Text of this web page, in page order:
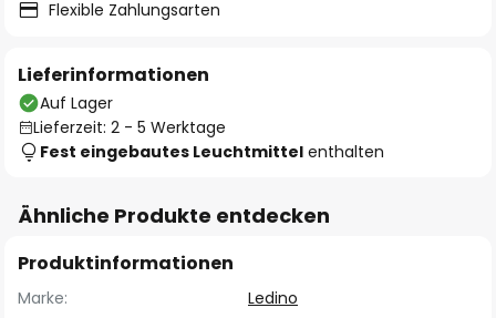
Flexible Zahlungsarten
Lieferinformationen
Auf Lager
Lieferzeit: 2 - 5 Werktage
Fest eingebautes Leuchtmittel enthalten
Ähnliche Produkte entdecken
Produktinformationen
Marke:
Ledino